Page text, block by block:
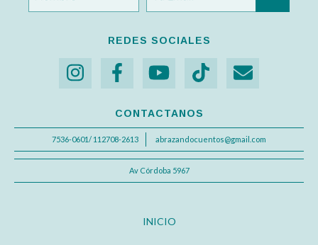
REDES SOCIALES
CONTACTANOS
7536-0601/ 112708-2613 abrazandocuentos@gmail.com
Av Córdoba 5967
INICIO